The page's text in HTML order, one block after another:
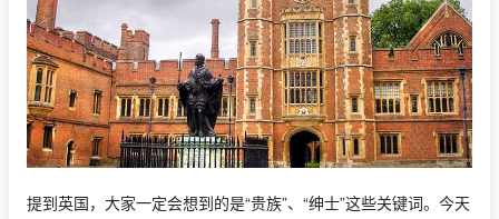
提到英国，大家一定会想到的是“贵族”、“绅士”这些关键词。今天